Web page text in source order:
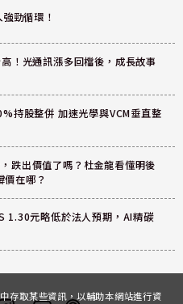
勁循環！
！光通訊漲多回檔後，成長故事
持股整併 加速光學與VCM垂直整
跌出價值了嗎？杜金龍看懂明後
在哪？
1.30元略低於法人預期，AI精碳
存取某些資訊，以輔助本網站進行資